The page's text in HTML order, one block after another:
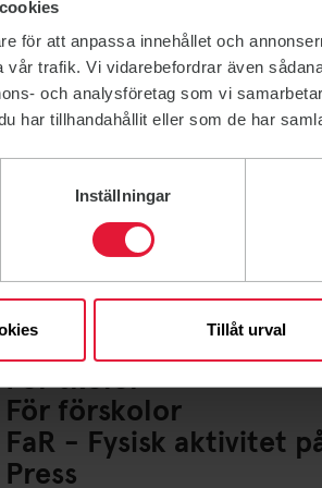
för att anpassa innehållet och
trafik. Vi vidarebefordrar även
och analysföretag som vi
har tillhandahållit eller som de har
Inställningar
Tillåt urval
Lediga jobb
Ideella uppdrag
För företag
Friskvårdsbidrag
För lag och
För skolor
För förskolor
FaR - Fysisk aktivitet
Press